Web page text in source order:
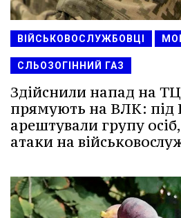
ВІЙСЬКОВОСЛУЖБОВЦІ
СЛЬОЗОГІННИЙ ГАЗ
Здійснили напад на
прямують на ВЛК: під
арештували групу
атаки на